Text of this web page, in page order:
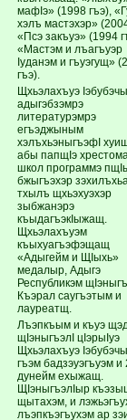
мафIэ» (1998 гъэ),
хэлъ мастэхэр»
«Псэ закъуэ» (1994
«Мастэм и лъагъуэр
Iуданэм и гъуэгущ»
гъэ).
Щхьэлахъуэ
адыгэбзэмрэ
литературэмрэ
егъэджыным
хэлъхьэныгъэфI
абы папщIэ
школ программэ
бжыгъэхэр
тхылъ щхьэхуэхэр
зыбжанэрэ
къыдагъэкIыжащ.
Щхьэлахъуэм
къыхуагъэфэщащ
«Адыгейм и ЩIыхь»
медалыр, Адыгэ
Республикэм
Къэрал саугъэтым и
лауреатщ.
Лъэпкъым и къуэ
щIэныгъэлI цIэрыIуэ
Щхьэлахъуэ
гъэм бадзэуэгъуэм
дунейм ехыжащ.
ЩIэныгъэлIыр
щытахэм, и
лъэпкъэгъухэм ар